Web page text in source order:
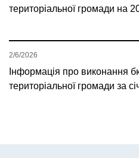
територіальної громади на
Інформація про виконання
територіальної громади за
2/6/2026